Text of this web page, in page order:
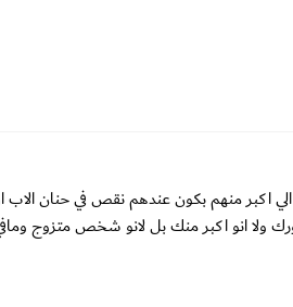
اكبر منهم بكون عندهم نقص في حنان الاب
ولا انو اكبر منك بل لانو شخص متزوج